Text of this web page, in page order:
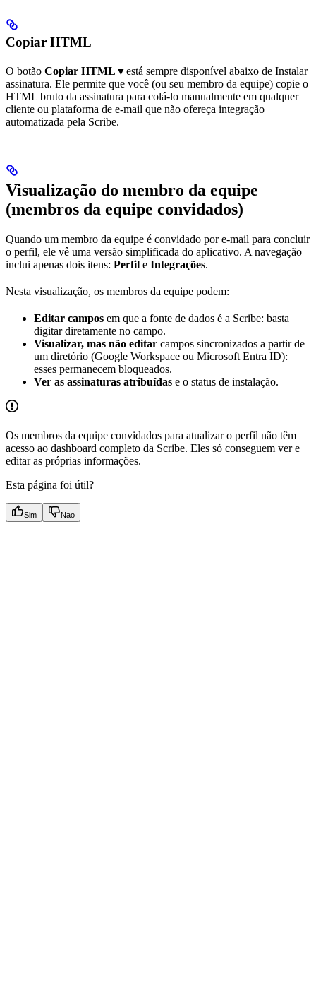
Copiar HTML
O botão Copiar HTML ▾está sempre disponível abaixo de Instalar
assinatura. Ele permite que você (ou seu membro da equipe) copie o
HTML bruto da assinatura para colá-lo manualmente em qualquer
cliente ou plataforma de e-mail que não ofereça integração
automatizada pela Scribe.
Visualização do membro da equipe
(membros da equipe convidados)
Quando um membro da equipe é convidado por e-mail para concluir
o perfil, ele vê uma versão simplificada do aplicativo. A navegação
inclui apenas dois itens: Perfil e Integrações.
Nesta visualização, os membros da equipe podem:
Editar campos em que a fonte de dados é a Scribe: basta
digitar diretamente no campo.
Visualizar, mas não editar campos sincronizados a partir de
um diretório (Google Workspace ou Microsoft Entra ID):
esses permanecem bloqueados.
Ver as assinaturas atribuídas e o status de instalação.
Os membros da equipe convidados para atualizar o perfil não têm
acesso ao dashboard completo da Scribe. Eles só conseguem ver e
editar as próprias informações.
Esta página foi útil?
Sim Nao